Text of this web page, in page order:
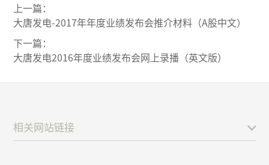
上一篇：
大唐发电-2017年年度业绩发布会推介材料（A股中文）
下一篇：
大唐发电2016年度业绩发布会网上录播（英文版）
相关网站链接